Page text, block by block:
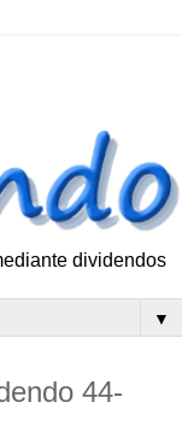
dividendos
▼
44-